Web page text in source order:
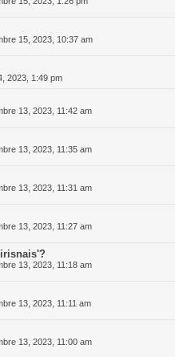
15, 2023, 10:37 am
2023, 1:49 pm
13, 2023, 11:42 am
13, 2023, 11:35 am
13, 2023, 11:31 am
13, 2023, 11:27 am
13, 2023, 11:18 am
13, 2023, 11:11 am
13, 2023, 11:00 am